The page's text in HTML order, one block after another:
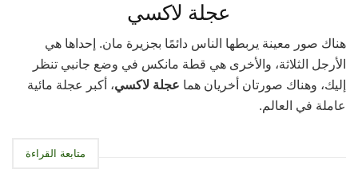
عجلة لاكسي
هناك صور معينة يربطها الناس دائمًا بجزيرة مان. إحداها هي
الأرجل الثلاثة، والأخرى هي قطة مانكس في وضع جانبي تنظر
إليك، وهناك صورتان أخريان هما عجلة لاكسي، أكبر عجلة مائية
عاملة في العالم.
متابعة القراءة